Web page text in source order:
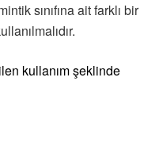
sınıfına ait farklı bir
kullanım şeklinde